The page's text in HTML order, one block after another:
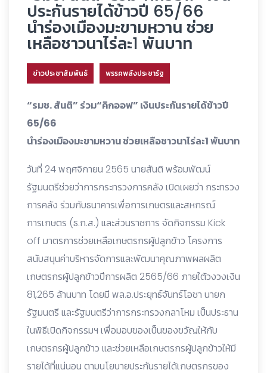
ประกันรายได้ข้าวปี 65/66
นำร่องเมืองมะขามหวาน ช่วย
เหลือชาวนาไร่ละ1 พันบาท
ข่าวประชาสัมพันธ์ พรรคพลังประชารัฐ
“รมช. สันติ” ร่วม“คิกออฟ” เงินประกันรายได้ข้าวปี
65/66
นำร่องเมืองมะขามหวาน ช่วยเหลือชาวนาไร่ละ1 พันบาท
วันที่ 24 พฤศจิกายน 2565 นายสันติ พร้อมพัฒน์
รัฐมนตรีช่วยว่าการกระทรวงการคลัง เปิดเผยว่า กระทรวง
การคลัง ร่วมกับธนาคารเพื่อการเกษตรและสหกรณ์
การเกษตร (ธ.ก.ส.) และส่วนราชการ จัดกิจกรรม Kick
off มาตรการช่วยเหลือเกษตรกรผู้ปลูกข้าว โครงการ
สนับสนุนค่าบริหารจัดการและพัฒนาคุณภาพผลผลิต
เกษตรกรผู้ปลูกข้าวปีการผลิต 2565/66 ภายใต้วงวงเงิน
81,265 ล้านบาท โดยมี พล.อ.ประยุทธ์จันทร์โอชา นายก
รัฐมนตรี และรัฐมนตรีว่าการกระทรวงกลาโหม เป็นประธาน
ในพิธีเปิดกิจกรรมฯ เพื่อมอบของเป็นของขวัญให้กับ
เกษตรกรผู้ปลูกข้าว และช่วยเหลือเกษตรกรผู้ปลูกข้าวให้มี
รายได้ที่แน่นอน ตามนโยบายประกันรายได้เกษตรกรของ